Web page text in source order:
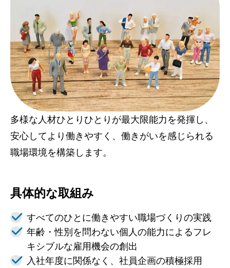
注文住宅
リフォーム
不動産
環境事業
コワーキングスペース
施工事例
住宅施工事例
環境事業施工事例
会社案内
会社概要
CSR
多様な人材ひとりひとりが最大限能力を発揮し、
安心してより働きやすく、働きがいを感じられる
職場環境を構築します。
具体的な取組み
すべてのひとに働きやすい職場づくりの実践
年齢・性別を問わない個人の能力によるフレ
キシブルな雇用機会の創出
入社年度に関係なく、社員企画の積極採用